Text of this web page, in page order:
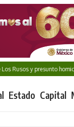
y presunto homicida
Estado Capital